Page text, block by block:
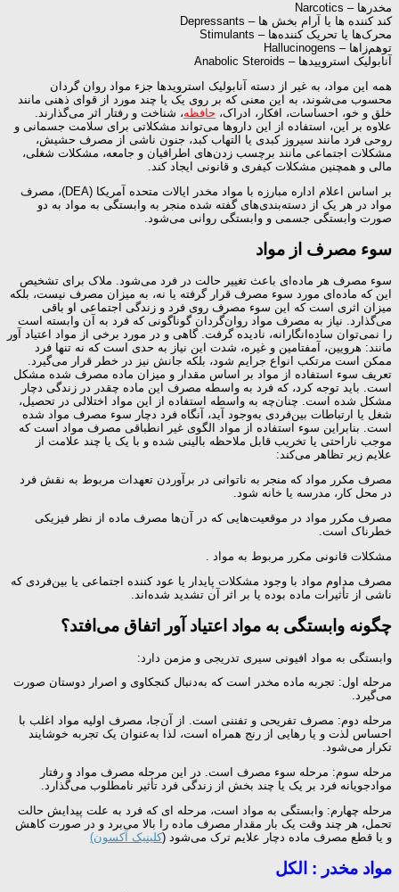
مخدرها – Narcotics
کند کننده ها یا آرام بخش ها – ‌Depressants
محرک‌ها یا تحریک کننده‌ها – Stimulants
توهم‌زاها – Hallucinogens
آنابولیک استروییدها – Anabolic Steroids
همه این مواد، به غیر از دسته آنابولیک استرویدها جزء مواد روان گردان
محسوب می‌شوند، به این معنی که بر روی یک یا چند مورد از قوای ذهنی مانند
خلق و خو، احساسات، افکار، ادراک، حافظه، شناخت و رفتار اثر می‌گذارند.
علاوه بر این، استفاده از این داروها می‌تواند مشکلاتی برای سلامت جسمانی و
روحی فرد مانند سیروز کبدی یا التهاب کبد، جنون ناشی از مصرف حشیش،
مشکلات اجتماعی مانند برچسب زدن‌های اطرافیان و جامعه، مشکلات شغلی،
مالی و همچنین مشکلات کیفری و قانونی ایجاد کند.
بر اساس اعلام اداره مبارزه با مواد مخدر ایالات متحده آمریکا (DEA)، مصرف
مواد در هر یک از دسته‌بندی‌های گفته شده منجر به وابستگی به مواد به دو
صورت وابستگی جسمی و وابستگی روانی می‌شود.
سوء مصرف از مواد
سوء‌ مصرف هر ماده‌ای باعث تغییر حالت در فرد می‌شود. ملاک برای تشخیص
این که ماده‌ای مورد سوء‌ مصرف قرار گرفته یا نه، به میزان مصرف نیست، بلکه
میزان اثری است که این سوء مصرف روی فرد و زندگی اجتماعی او باقی
می‌گذارد. نیاز به مصرف مواد روان‌گردان گوناگونی که فرد به آن وابسته است
را نمی‌توان ساده‌انگارانه، نادیده گرفت. گاهی و در مورد برخی از مواد اعتیاد آور
مانند: هرویین، آمفتامین و غیره، شدت این نیاز به حدی است که نه تنها فرد
ممکن است مرتکب انواع جرایم شود، بلکه جانش نیز در خطر قرار می‌گیرد.
تعریف سوء استفاده از مواد بر اساس مقدار و میزان ماده مصرف شده مشکل
است. باید توجه کرد، که فرد به واسطه مصرف این ماده چقدر در زندگی دچار
مشکل شده است. چنان‌چه به واسطه استفاده از این مواد اختلالی در تحصیل،
شغل یا ارتباطات بین‌فردی به‌وجود آید، آنگاه فرد دچار سوء مصرف مواد شده
است. بنابراین سوء استفاده از مواد الگوی غیر انطباقی مصرف مواد است که
موجب ناراحتی یا تخریب قابل ملاحظه بالینی شده و با یک یا چند علامت از
علایم زیر تظاهر می‌کند:
مصرف مکرر مواد که منجر به ناتوانی در برآوردن تعهدات مربوط به نقش فرد
در محل کار، مدرسه یا خانه شود.
مصرف مکرر مواد در موقعیت‌هایی که در آن‌ها مصرف ماده از نظر فیزیکی
خطرناک است.
مشکلات قانونی مکرر مربوط به مواد .
مصرف مداوم مواد با وجود مشکلات پایدار یا عود کننده اجتماعی یا بین‌فردی که
ناشی از تأثیرات ماده بوده یا بر اثر آن تشدید شده‌اند.
چگونه وابستگی به مواد اعتیاد آور اتفاق می‌افتد؟
وابستگی به مواد افیونی سیری تدریجی و مزمن دارد:
مرحله اول: تجربه ماده مخدر است که به‌دنبال کنجکاوی و اصرار دوستان صورت
می‌گیرد.
مرحله دوم: مصرف تفریحی و تفننی است. از آن‌جا، مصرف اولیه مواد اغلب با
احساس لذت و یا رهایی از رنج همراه است، لذا به‌عنوان یک تجربه خوشایند
تکرار می‌شود.
مرحله سوم: مرحله سوء مصرف است. در این مرحله مصرف مواد و رفتار
موادجویانه فرد بر یک یا چند بخش از زندگی فرد تأثیر نامطلوب می‌گذارد.
مرحله چهارم: وابستگی به مواد است، مرحله ای که فرد به علت پیدایش حالت
تحمل، هر چند وقت یک بار مقدار مصرف ماده را بالا می‌برد و در صورت کاهش
و یا قطع مصرف ماده دچار علایم ترک می‌شود (کلینیک آکسون)
مواد مخدر : الكل